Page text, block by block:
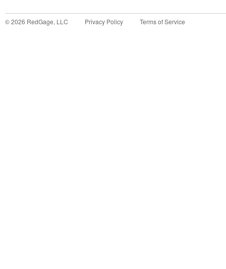
©2026 RedGage, LLC Privacy Policy Terms of Service